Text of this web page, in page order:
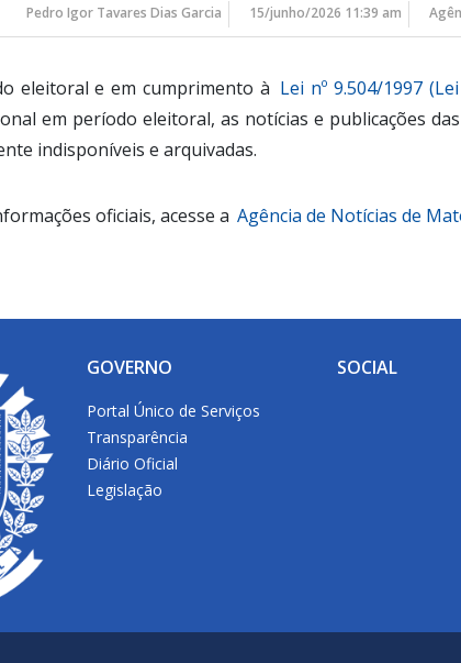
Pedro Igor Tavares Dias Garcia 15/junho/2026 11:39 am
eleitoral e em cumprimento à Lei nº 9.504/1997
em período eleitoral, as notícias e publicações
indisponíveis e arquivadas.
oficiais, acesse a Agência de Notícias de
GOVERNO
Portal Único de Serviços
Transparência
Diário Oficial
Legislação
SOCIAL